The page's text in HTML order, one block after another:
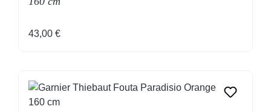
Regulärer Preis:
43,00 €